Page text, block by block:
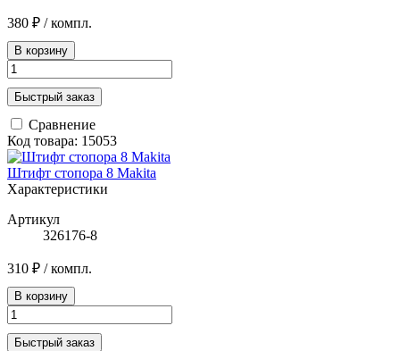
380 ₽ / компл.
В корзину
Быстрый заказ
Сравнение
Код товара: 15053
Штифт стопора 8 Makita
Характеристики
Артикул
326176-8
310 ₽ / компл.
В корзину
Быстрый заказ